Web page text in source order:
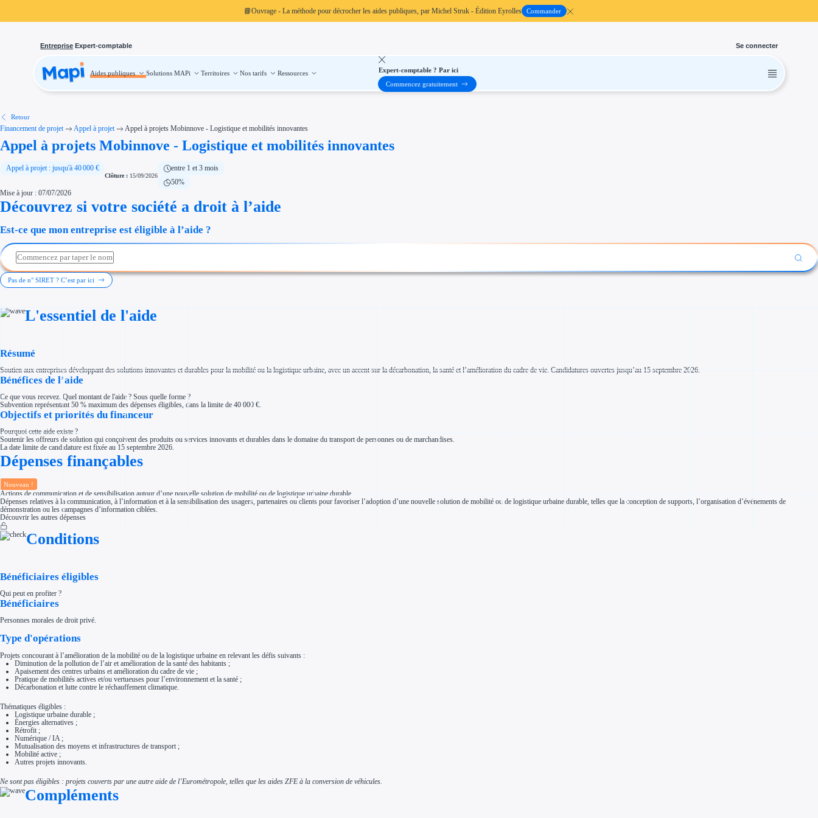
📘Ouvrage - La méthode pour décrocher les aides publiques, par Michel Struk - Édition Eyrolles Commander
Entreprise Expert-comptable Se connecter
Aides publiques Solutions MAPi Territoires Nos tarifs Ressources
Aides publiques
Investissement
Thématiques
Financement innovation
Transition écologique
Développement international
Économies d'énergie et d'eau
Aides RSE entreprise
Cession d'entreprise
Entreprise en difficulté
Type de financements
Aides sans remboursement
Subventions
Investir dans une entreprise
Aides Urssaf
Prêts publics
Par financeur
Aides ADEME
Tous les financeurs
Solutions MAPi
Quelles aides pour votre secteur ?
Ouvrage
Territoires
Régions de A à H
Aides Région Bretagne
Aides Région Centre-Val de Loire
Aides Région Corse
Aides Nationales
Aides Européennes
Nos tarifs
Recherche autonome
Accompagnement
Expert-comptable ? Par ici
Commencez gratuitement
Retour
Financement de projet Appel à projet Appel à projets Mobinnove - Logistique et mobilités innovantes
Appel à projets Mobinnove - Logistique et mobilités innovantes
Appel à projet : jusqu'à 40 000 €
Clôture : 15/09/2026
entre 1 et 3 mois
50%
Mise à jour : 07/07/2026
Découvrez si votre société a droit à l’aide
Est-ce que mon entreprise est éligible à l’aide ?
Pas de n° SIRET ? C’est par ici
L'essentiel de l'aide
Résumé
Soutien aux entreprises développant des solutions innovantes et durables pour la mobilité ou la logistique urbaine, avec un accent sur la décarbonation, la santé et l’amélioration du cadre de vie. Candidatures ouvertes jusqu’au 15 septembre 2026.
Bénéfices de l’aide
Ce que vous recevez. Quel montant de l'aide ? Sous quelle forme ?
Subvention représentant 50 % maximum des dépenses éligibles, dans la limite de 40 000 €.
Objectifs et priorités du financeur
Pourquoi cette aide existe ?
Soutenir les offreurs de solution qui conçoivent des produits ou services innovants et durables dans le domaine du transport de personnes ou de marchandises.
La date limite de candidature est fixée au 15 septembre 2026.
Dépenses finançables
Nouveau !
Actions de communication et de sensibilisation autour d’une nouvelle solution de mobilité ou de logistique urbaine durable
Dépenses relatives à la communication, à l’information et à la sensibilisation des usagers, partenaires ou clients pour favoriser l’adoption d’une nouvelle solution de mobilité ou de logistique urbaine durable, telles que la conception de supports, l’organisation d’événements de
démonstration ou les campagnes d’information ciblées.
Découvrir les autres dépenses
Conditions
Bénéficiaires éligibles
Qui peut en profiter ?
Bénéficiaires
Personnes morales de droit privé.
Type d'opérations
Projets concourant à l’amélioration de la mobilité ou de la logistique urbaine en relevant les défis suivants :
Diminution de la pollution de l’air et amélioration de la santé des habitants ;
Apaisement des centres urbains et amélioration du cadre de vie ;
Pratique de mobilités actives et/ou vertueuses pour l’environnement et la santé ;
Décarbonation et lutte contre le réchauffement climatique.
Thématiques éligibles :
Logistique urbaine durable ;
Énergies alternatives ;
Rétrofit ;
Numérique / IA ;
Mutualisation des moyens et infrastructures de transport ;
Mobilité active ;
Autres projets innovants.
Ne sont pas éligibles : projets couverts par une autre aide de l’Eurométropole, telles que les aides ZFE à la conversion de véhicules.
Compléments